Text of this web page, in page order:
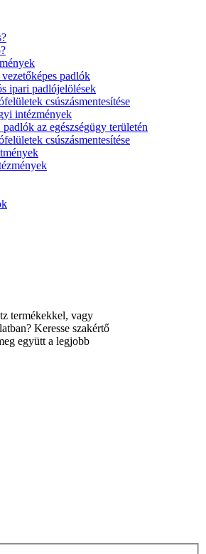
padlók
ipari padlójelölések
csúszásmentesítése
intézmények
az egészségügy területén
csúszásmentesítése
termékekkel, vagy
Keresse szakértő
együtt a legjobb